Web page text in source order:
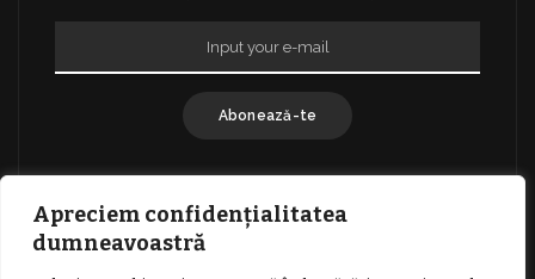
Apreciem confidențialitatea
dumneavoastră
Abonează-te